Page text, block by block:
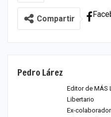
Compartir
Pedro Lárez
Editor de MÁS
Libertario
Ex-